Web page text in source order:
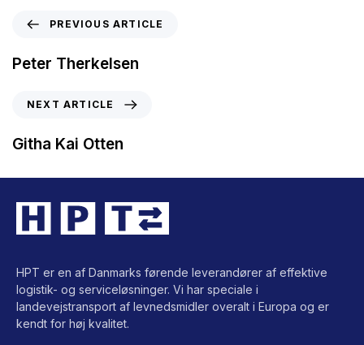
PREVIOUS ARTICLE
Peter Therkelsen
NEXT ARTICLE
Githa Kai Otten
HPT er en af Danmarks førende leverandører af effektive
logistik- og serviceløsninger. Vi har speciale i
landevejstransport af levnedsmidler overalt i Europa og er
kendt for høj kvalitet.